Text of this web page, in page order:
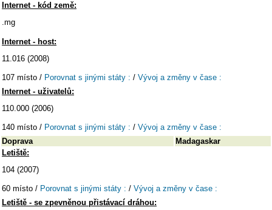
Internet - kód země:
.mg
Internet - host:
11.016 (2008)
107 místo / Porovnat s jinými státy : / Vývoj a změny v čase :
Internet - uživatelů:
110.000 (2006)
140 místo / Porovnat s jinými státy : / Vývoj a změny v čase :
Doprava
Madagaskar
Letiště:
104 (2007)
60 místo / Porovnat s jinými státy : / Vývoj a změny v čase :
Letiště - se zpevněnou přistávací dráhou: